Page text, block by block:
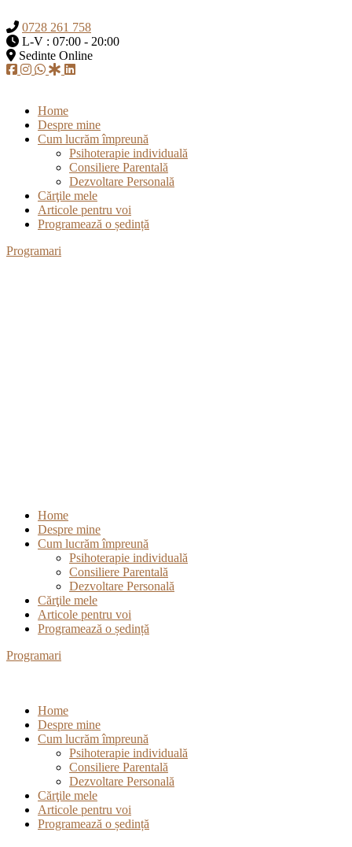
0728 261 758
L-V : 07:00 - 20:00
Sedinte Online
Home
Despre mine
Cum lucrăm împreună
Psihoterapie individuală
Consiliere Parentală
Dezvoltare Personală
Cărţile mele
Articole pentru voi
Programează o ședință
Programari
Home
Despre mine
Cum lucrăm împreună
Psihoterapie individuală
Consiliere Parentală
Dezvoltare Personală
Cărţile mele
Articole pentru voi
Programează o ședință
Programari
Home
Despre mine
Cum lucrăm împreună
Psihoterapie individuală
Consiliere Parentală
Dezvoltare Personală
Cărţile mele
Articole pentru voi
Programează o ședință